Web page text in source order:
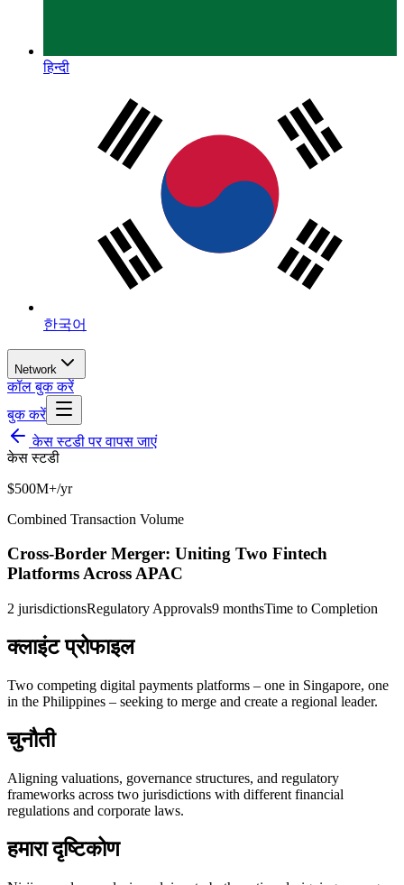
हिन्दी
한국어
Network
कॉल बुक करें
बुक करें
केस स्टडी पर वापस जाएं
केस स्टडी
$500M+/yr
Combined Transaction Volume
Cross-Border Merger: Uniting Two Fintech
Platforms Across APAC
2 jurisdictionsRegulatory Approvals9 monthsTime to Completion
क्लाइंट प्रोफाइल
Two competing digital payments platforms – one in Singapore, one
in the Philippines – seeking to merge and create a regional leader.
चुनौती
Aligning valuations, governance structures, and regulatory
frameworks across two jurisdictions with different financial
regulations and corporate laws.
हमारा दृष्टिकोण